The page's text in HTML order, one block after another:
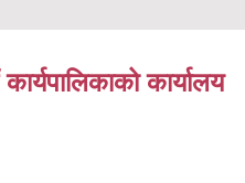
कार्यालय